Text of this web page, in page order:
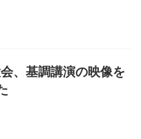
、基調講演の映像を